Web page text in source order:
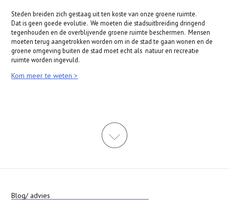
Steden breiden zich gestaag uit ten koste van onze groene ruimte.
Dat is geen goede evolutie. We moeten die stadsuitbreiding dringend
tegenhouden en de overblijvende groene ruimte beschermen. Mensen
moeten terug aangetrokken worden om in de stad te gaan wonen en de
groene omgeving buiten de stad moet echt als natuur en recreatie
ruimte worden ingevuld.
Kom meer te weten >
Blog/ advies